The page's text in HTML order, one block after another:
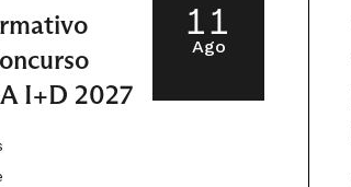
I+D 2027
11
Ago